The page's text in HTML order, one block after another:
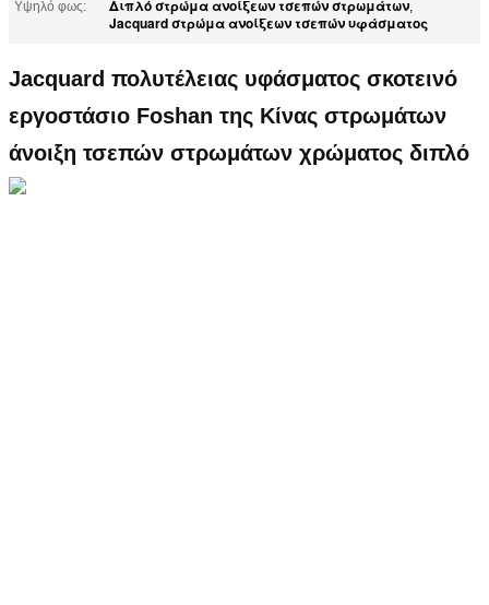
Υψηλό φως:
Διπλό στρώμα ανοίξεων τσεπών στρωμάτων,
Jacquard στρώμα ανοίξεων τσεπών υφάσματος
Jacquard πολυτέλειας υφάσματος σκοτεινό
εργοστάσιο Foshan της Κίνας στρωμάτων
άνοιξη τσεπών στρωμάτων χρώματος διπλό